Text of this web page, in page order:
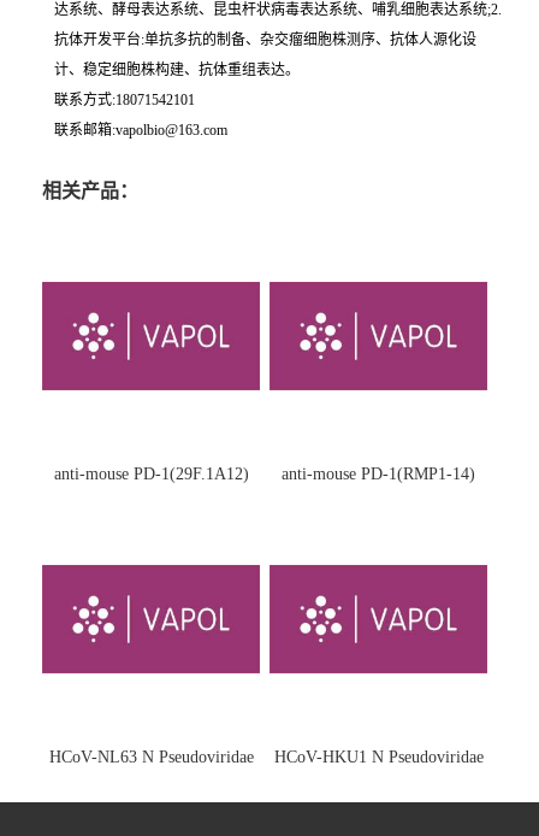
达系统、酵母表达系统、昆虫杆状病毒表达系统、哺乳细胞表达系统;2.
抗体开发平台:单抗多抗的制备、杂交瘤细胞株测序、抗体人源化设
计、稳定细胞株构建、抗体重组表达。
联系方式:18071542101
联系邮箱:vapolbio@163.com
相关产品：
anti-mouse PD-1(29F.1A12) anti-mouse PD-1(RMP1-14)
HCoV-NL63 N Pseudoviridae HCoV-HKU1 N Pseudoviridae